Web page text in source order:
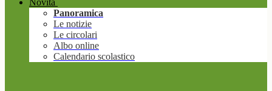
Novità
Panoramica
Le notizie
Le circolari
Albo online
Calendario scolastico